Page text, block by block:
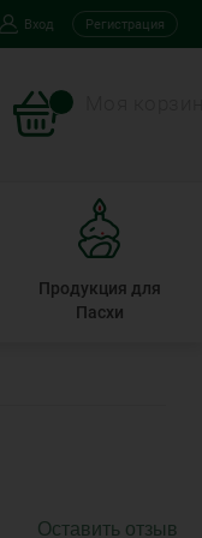
Вход Регистрация
Продукция для
Пасхи
Оставить отзыв